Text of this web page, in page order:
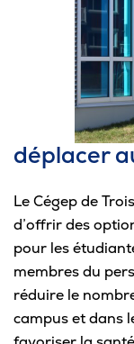
déplacer
Le Cégep de
d’offrir des
pour les
membres du
réduire le
campus et dans